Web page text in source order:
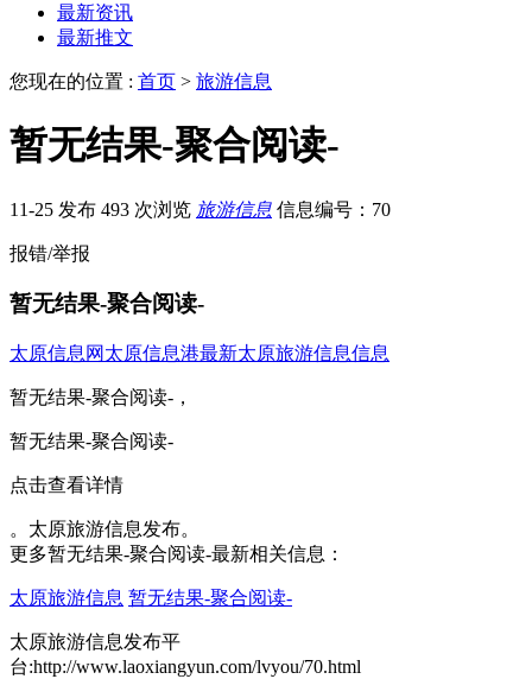
最新资讯
最新推文
您现在的位置 : 首页 > 旅游信息
暂无结果-聚合阅读-
11-25 发布 493 次浏览 旅游信息 信息编号：70
报错/举报
暂无结果-聚合阅读-
太原信息网 太原信息港最新太原旅游信息信息
暂无结果-聚合阅读-，
暂无结果-聚合阅读-
点击查看详情
。太原旅游信息发布。
更多暂无结果-聚合阅读-最新相关信息：
太原旅游信息 暂无结果-聚合阅读-
太原旅游信息发布平
台:http://www.laoxiangyun.com/lvyou/70.html